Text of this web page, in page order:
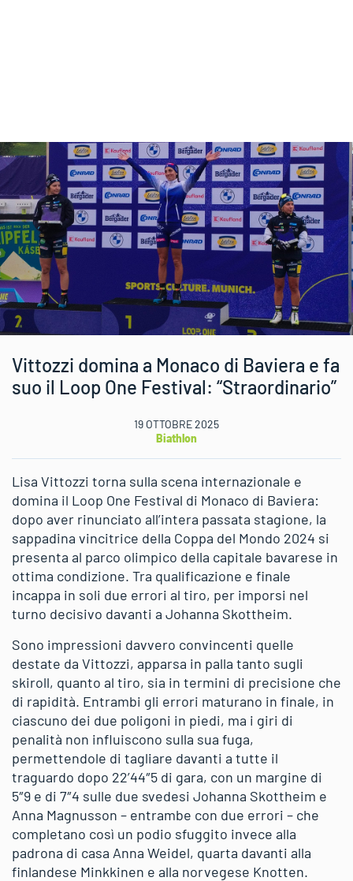
Vittozzi domina a Monaco di Baviera e fa
suo il Loop One Festival: “Straordinario”
19 OTTOBRE 2025
Biathlon
Lisa Vittozzi torna sulla scena internazionale e
domina il Loop One Festival di Monaco di Baviera:
dopo aver rinunciato all’intera passata stagione, la
sappadina vincitrice della Coppa del Mondo 2024 si
presenta al parco olimpico della capitale bavarese in
ottima condizione. Tra qualificazione e finale
incappa in soli due errori al tiro, per imporsi nel
turno decisivo davanti a Johanna Skottheim.
Sono impressioni davvero convincenti quelle
destate da Vittozzi, apparsa in palla tanto sugli
skiroll, quanto al tiro, sia in termini di precisione che
di rapidità. Entrambi gli errori maturano in finale, in
ciascuno dei due poligoni in piedi, ma i giri di
penalità non influiscono sulla sua fuga,
permettendole di tagliare davanti a tutte il
traguardo dopo 22’44″5 di gara, con un margine di
5″9 e di 7″4 sulle due svedesi Johanna Skottheim e
Anna Magnusson – entrambe con due errori – che
completano così un podio sfuggito invece alla
padrona di casa Anna Weidel, quarta davanti alla
finlandese Minkkinen e alla norvegese Knotten.